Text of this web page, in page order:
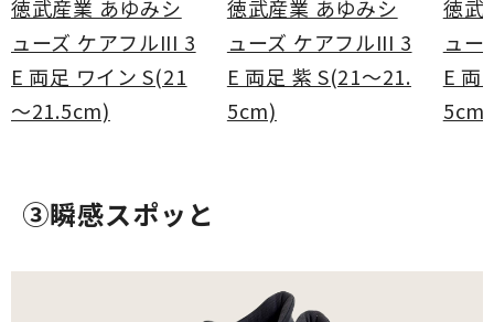
徳武産業 あゆみシ
ューズ ケアフルIII 3
E 両足 ワイン S(21
～21.5cm)
徳武産業 あゆみシ
ューズ ケアフルIII 3
E 両足 紫 S(21～21.
5cm)
徳武
ュー
E 両
5cm)
③瞬感スポッと